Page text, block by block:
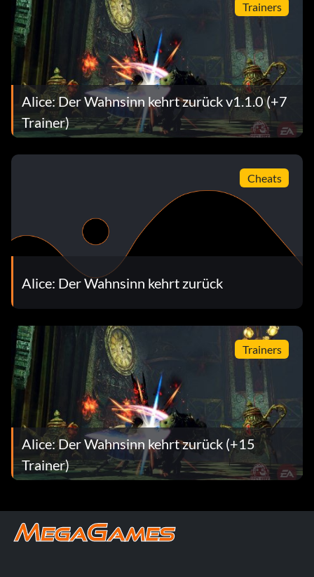
Trainers
Alice: Der Wahnsinn kehrt zurück v1.1.0 (+7
Trainer)
Cheats
Alice: Der Wahnsinn kehrt zurück
Trainers
Alice: Der Wahnsinn kehrt zurück (+15
Trainer)